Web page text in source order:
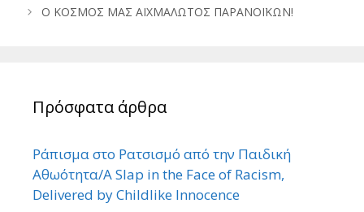
Ο ΚΟΣΜΟΣ ΜΑΣ ΑΙΧΜΑΛΩΤΟΣ ΠΑΡΑΝΟΪΚΩΝ!
Πρόσφατα άρθρα
Ράπισμα στο Ρατσισμό από την Παιδική
Αθωότητα/A Slap in the Face of Racism,
Delivered by Childlike Innocence